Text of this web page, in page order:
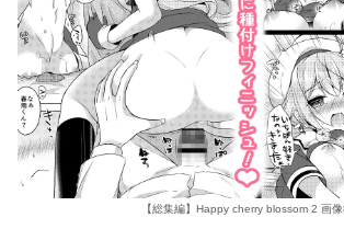
【総集編】Happy cherry blossom 2 画像